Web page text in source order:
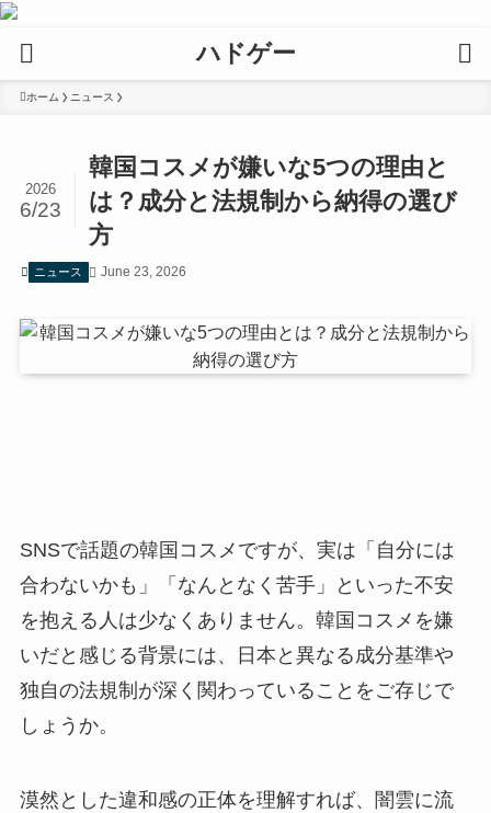
ハドゲー
ホーム ニュース
韓国コスメが嫌いな5つの理由と
は？成分と法規制から納得の選び
方
2026
6/23
ニュース June 23, 2026
SNSで話題の韓国コスメですが、実は「自分には
合わないかも」「なんとなく苦手」といった不安
を抱える人は少なくありません。韓国コスメを嫌
いだと感じる背景には、日本と異なる成分基準や
独自の法規制が深く関わっていることをご存じで
しょうか。
漠然とした違和感の正体を理解すれば、闇雲に流